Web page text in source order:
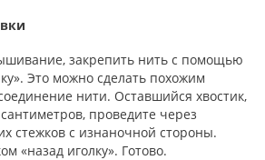
закрепить нить с помощью
Это можно сделать похожим
нити. Оставшийся хвостик,
проведите через
стежков с изнаночной стороны.
«назад иголку». Готово.